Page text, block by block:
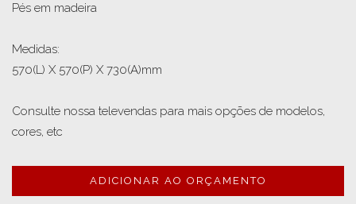
Pés em madeira
Medidas:
570(L) X 570(P) X 730(A)mm
Consulte nossa televendas para mais opções de modelos,
cores, etc
ADICIONAR AO ORÇAMENTO